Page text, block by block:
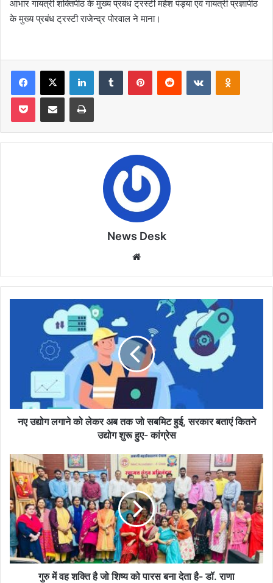
आभार गायत्री शक्तिपीठ के मुख्य प्रबंध ट्रस्टी महेश पंड्या एवं गायत्री प्रज्ञापीठ
के मुख्य प्रबंध ट्रस्टी राजेन्द्र पोरवाल ने माना।
Facebook
X LinkedInTumblr PinterestReddit VKontakte
Pocket Share via Email Print
News Desk
सबमिट
हुई,
कितने
उद्योग
शुरू
हुए-
कांग्रेस
नए उद्योग लगाने को लेकर अब तक जो सबमिट हुई, सरकार बताएं कितने
उद्योग शुरू हुए- कांग्रेस
गुरु
में
वह
शक्ति
है
जो
शिष्य
को
पारस
गुरु में वह शक्ति है जो शिष्य को पारस बना देता है- डॉ. राणा